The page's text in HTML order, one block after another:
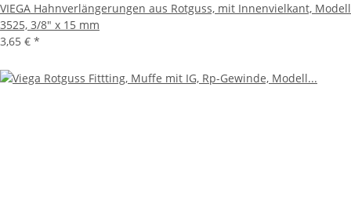
VIEGA Hahnverlängerungen aus Rotguss, mit Innenvielkant, Modell
3525, 3/8" x 15 mm
3,65 € *